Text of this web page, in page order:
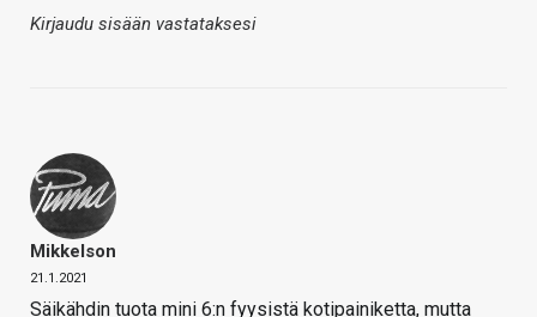
Kirjaudu sisään vastataksesi
Mikkelson
21.1.2021
Säikähdin tuota mini 6:n fyysistä kotipainiketta, mutta